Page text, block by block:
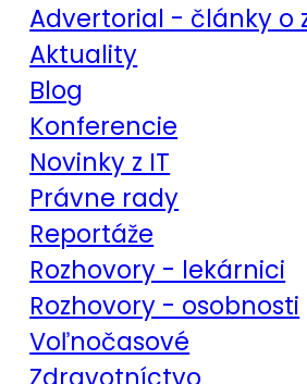
Advertorial - články o
Aktuality
Blog
Konferencie
Novinky z IT
Právne rady
Reportáže
Rozhovory - lekárnici
Rozhovory - osobnosti
Voľnočasové